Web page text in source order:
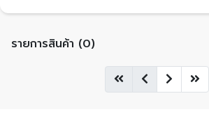
รายการสินค้า (0)